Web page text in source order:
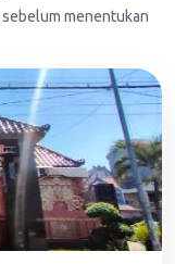
menentukan